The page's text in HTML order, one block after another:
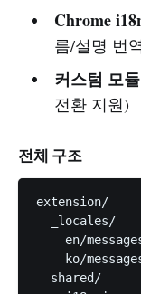
Chrome
름/설명 번
커스텀 모듈
전환 지원)
전체 구조
extension/
_locales/
en/
ko/
  shared/